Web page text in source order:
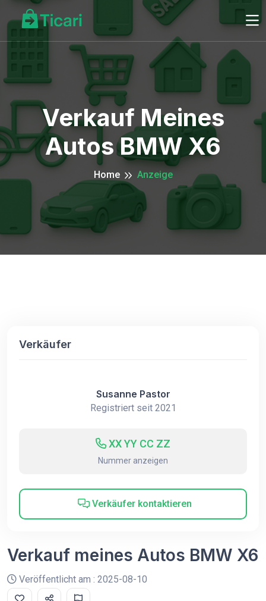
Verkauf Meines
Autos BMW X6
Home Anzeige
Verkäufer
Susanne Pastor
Registriert seit 2021
XX YY CC ZZ
Nummer anzeigen
Verkäufer kontaktieren
Verkauf meines Autos BMW X6
Veröffentlicht am : 2025-08-10